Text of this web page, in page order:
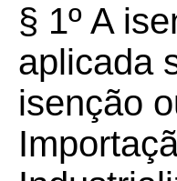
§ 1º A
aplicada
isenção